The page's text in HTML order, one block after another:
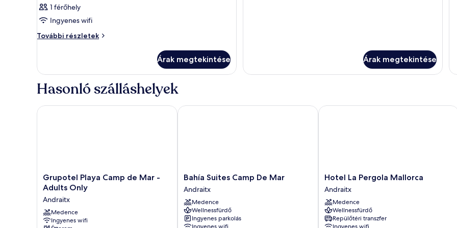
1 férőhely
Ingyenes wifi
További részletek
Szoba
Árak megtekintése Árak megtekintése
Hasonló szálláshelyek
Grupotel
Playa
de
Mar
-
Grupotel Playa Camp de Mar -
Adults Only
Andraitx
Medence
Ingyenes wifi
Grupotel Playa Camp de Mar - Adults Only
Bahía
Suites
Camp
De
Mar
Andraitx
Bahía Suites Camp De Mar
Andraitx
Medence
Wellnessfürdő
Ingyenes parkolás
Ingyenes wifi
Bahía Suites Camp De Mar
Hotel
La
Pergola
Mallorca
Andraitx
Hotel La Pergola Mallorca
Andraitx
Medence
Wellnessfürdő
Repülőtéri transzfer
Ingyenes wifi
Hotel La Pergola Mallorca